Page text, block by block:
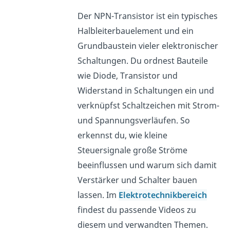
Der NPN-Transistor ist ein typisches
Halbleiterbauelement und ein
Grundbaustein vieler elektronischer
Schaltungen. Du ordnest Bauteile
wie Diode, Transistor und
Widerstand in Schaltungen ein und
verknüpfst Schaltzeichen mit Strom-
und Spannungsverläufen. So
erkennst du, wie kleine
Steuersignale große Ströme
beeinflussen und warum sich damit
Verstärker und Schalter bauen
lassen. Im Elektrotechnikbereich
findest du passende Videos zu
diesem und verwandten Themen.